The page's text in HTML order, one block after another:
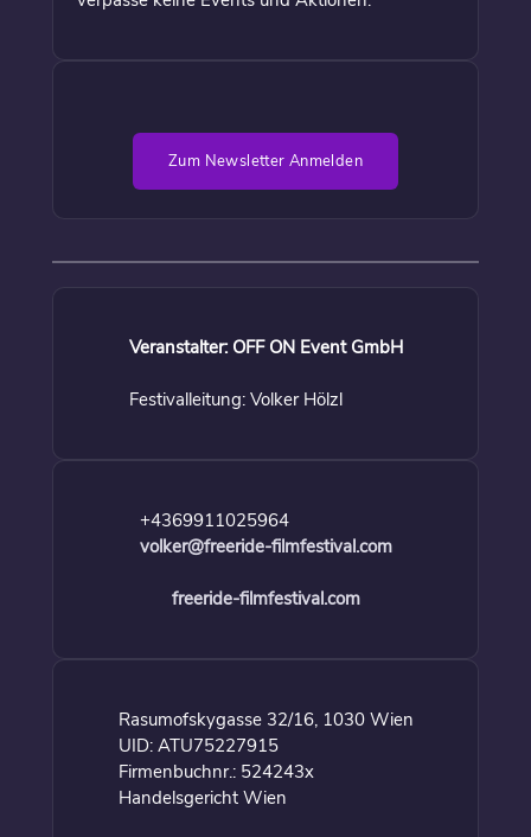
Zum Newsletter Anmelden
Veranstalter: OFF ON Event GmbH
Festivalleitung: Volker Hölzl
+4369911025964
volker@freeride-filmfestival.com
freeride-filmfestival.com
Rasumofskygasse 32/16, 1030 Wien
UID: ATU75227915
Firmenbuchnr.: 524243x
Handelsgericht Wien